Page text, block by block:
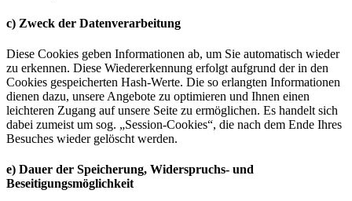
c) Zweck der Datenverarbeitung
Diese Cookies geben Informationen ab, um Sie automatisch wieder
zu erkennen. Diese Wiedererkennung erfolgt aufgrund der in den
Cookies gespeicherten Hash-Werte. Die so erlangten Informationen
dienen dazu, unsere Angebote zu optimieren und Ihnen einen
leichteren Zugang auf unsere Seite zu ermöglichen. Es handelt sich
dabei zumeist um sog. „Session-Cookies“, die nach dem Ende Ihres
Besuches wieder gelöscht werden.
e) Dauer der Speicherung, Widerspruchs- und
Beseitigungsmöglichkeit